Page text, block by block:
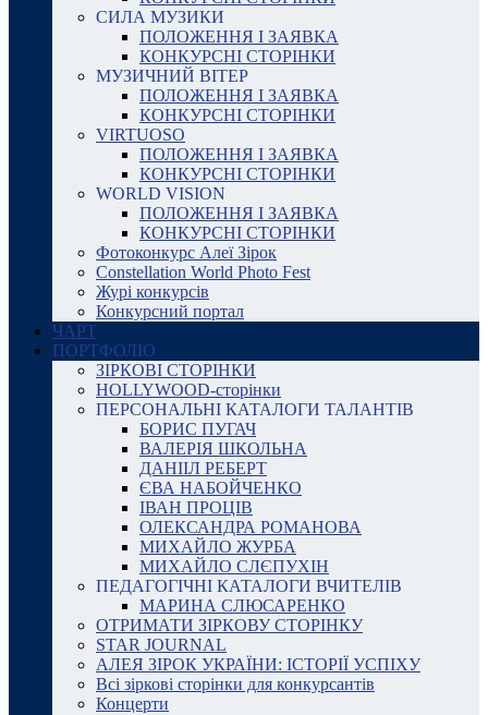
СИЛА МУЗИКИ
ПОЛОЖЕННЯ І ЗАЯВКА
КОНКУРСНІ СТОРІНКИ
МУЗИЧНИЙ ВІТЕР
ПОЛОЖЕННЯ І ЗАЯВКА
КОНКУРСНІ СТОРІНКИ
VIRTUOSO
ПОЛОЖЕННЯ І ЗАЯВКА
КОНКУРСНІ СТОРІНКИ
WORLD VISION
ПОЛОЖЕННЯ І ЗАЯВКА
КОНКУРСНІ СТОРІНКИ
Фотоконкурс Алеї Зірок
Constellation World Photo Fest
Журі конкурсів
Конкурсний портал
ЧАРТ
ПОРТФОЛІО
ЗІРКОВІ СТОРІНКИ
HOLLYWOOD-сторінки
ПЕРСОНАЛЬНІ КАТАЛОГИ ТАЛАНТІВ
БОРИС ПУГАЧ
ВАЛЕРІЯ ШКОЛЬНА
ДАНІІЛ РЕБЕРТ
ЄВА НАБОЙЧЕНКО
ІВАН ПРОЦІВ
ОЛЕКСАНДРА РОМАНОВА
МИХАЙЛО ЖУРБА
МИХАЙЛО СЛЄПУХІН
ПЕДАГОГІЧНІ КАТАЛОГИ ВЧИТЕЛІВ
МАРИНА СЛЮСАРЕНКО
ОТРИМАТИ ЗІРКОВУ СТОРІНКУ
STAR JOURNAL
АЛЕЯ ЗІРОК УКРАЇНИ: ІСТОРІЇ УСПІХУ
Всі зіркові сторінки для конкурсантів
Концерти